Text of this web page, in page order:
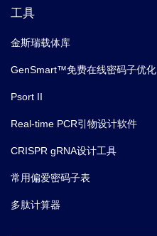
工具
金斯瑞载体库
GenSmart™免费在线密码子优化
Psort II
Real-time PCR引物设计软件
CRISPR gRNA设计工具
常用偏爱密码子表
多肽计算器